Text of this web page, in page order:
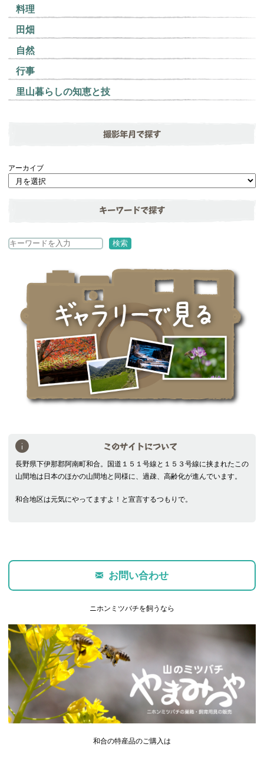
料理
田畑
自然
行事
里山暮らしの知恵と技
撮影年月で探す
アーカイブ
キーワードで探す
検
検索
このサイトについて
長野県下伊那郡阿南町和合。国道１５１号線と１５３号線に挟まれたこの
山間地は日本のほかの山間地と同様に、過疎、高齢化が進んでいます。
和合地区は元気にやってますよ！と宣言するつもりで。
お問い合わせ
ニホンミツバチを飼うなら
和合の特産品のご購入は